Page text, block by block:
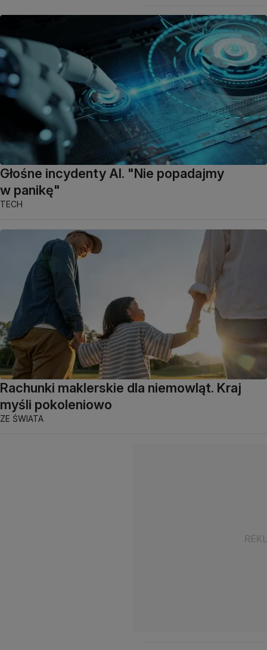
Głośne incydenty AI. "Nie popadajmy
w panikę"
TECH
Rachunki maklerskie dla niemowląt. Kraj
myśli pokoleniowo
ZE ŚWIATA